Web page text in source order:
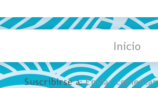
Inicio
Suscribirse a:Enviar